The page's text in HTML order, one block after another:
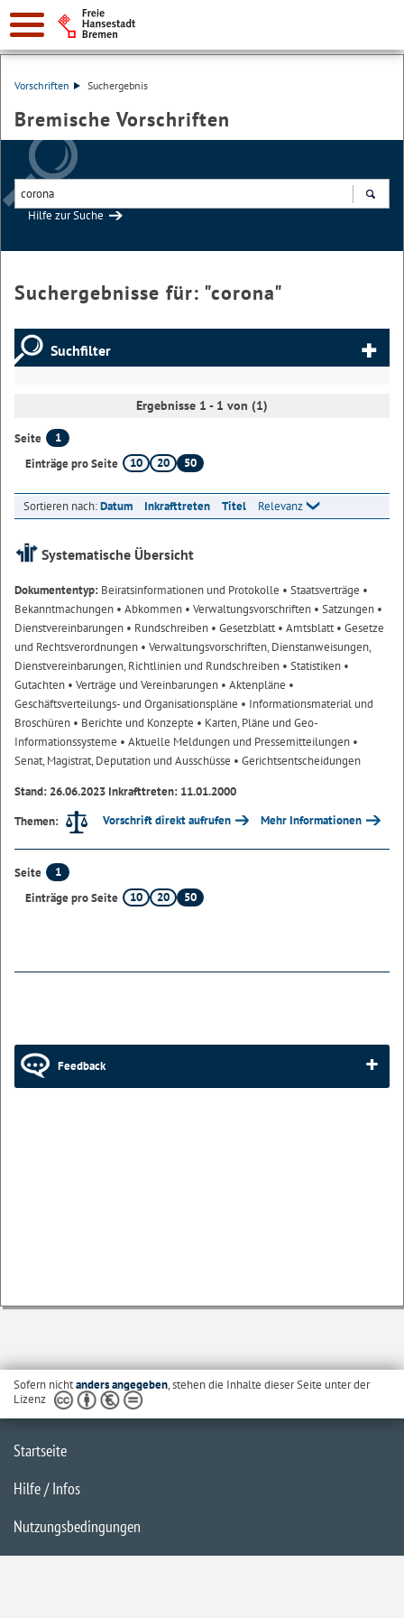
Vorschriften Suchergebnis
Bremische Vorschriften
Hilfe zur Suche
Suchergebnisse für: "corona"
Suchfilter
Ergebnisse 1 - 1 von (1)
Seite
1
Einträge pro Seite
10 20 50
Sortieren nach:Datum Inkrafttreten Titel Relevanz
Systematische Übersicht
Dokumententyp: Beiratsinformationen und Protokolle • Staatsverträge •
Bekanntmachungen • Abkommen • Verwaltungsvorschriften • Satzungen •
Dienstvereinbarungen • Rundschreiben • Gesetzblatt• Amtsblatt• Gesetze
und Rechtsverordnungen • Verwaltungsvorschriften, Dienstanweisungen,
Dienstvereinbarungen, Richtlinien und Rundschreiben • Statistiken •
Gutachten • Verträge und Vereinbarungen • Aktenpläne •
Geschäftsverteilungs- und Organisationspläne • Informationsmaterial und
Broschüren • Berichte und Konzepte • Karten, Pläne und Geo-
Informationssysteme • Aktuelle Meldungen und Pressemitteilungen •
Senat, Magistrat, Deputation und Ausschüsse • Gerichtsentscheidungen
Stand: 26.06.2023 Inkrafttreten: 11.01.2000
Themen:
Vorschrift direkt aufrufen Mehr Informationen
Seite
1
Einträge pro Seite
10 20 50
Feedback
Sofern nichtanders angegeben, stehen die Inhalte dieser Seite unter der
Lizenz
Startseite
Hilfe / Infos
Nutzungsbedingungen